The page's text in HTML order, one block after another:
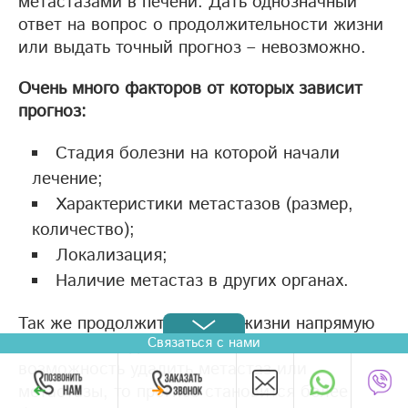
ответ на вопрос о продолжительности жизни
или выдать точный прогноз – невозможно.
Очень много факторов от которых зависит
прогноз:
Стадия болезни на которой начали
лечение;
Характеристики метастазов (размер,
количество);
Локализация;
Наличие метастаз в других органах.
Так же продолжительность жизни напрямую
зависит от вида лечения. Если есть
возможность удалить метастаз или
метастазы, то прогноз становится более
Связаться с нами